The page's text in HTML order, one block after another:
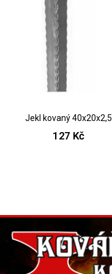
Jekl kovaný 40x20x2,5
127 Kč